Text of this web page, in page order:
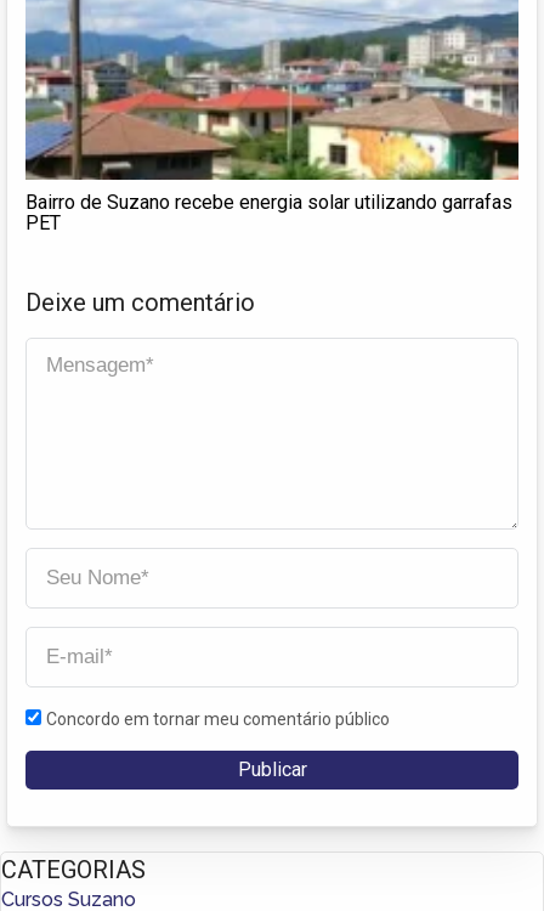
Bairro de Suzano recebe energia solar utilizando garrafas
PET
Deixe um comentário
Concordo em tornar meu comentário público
CATEGORIAS
Cursos Suzano